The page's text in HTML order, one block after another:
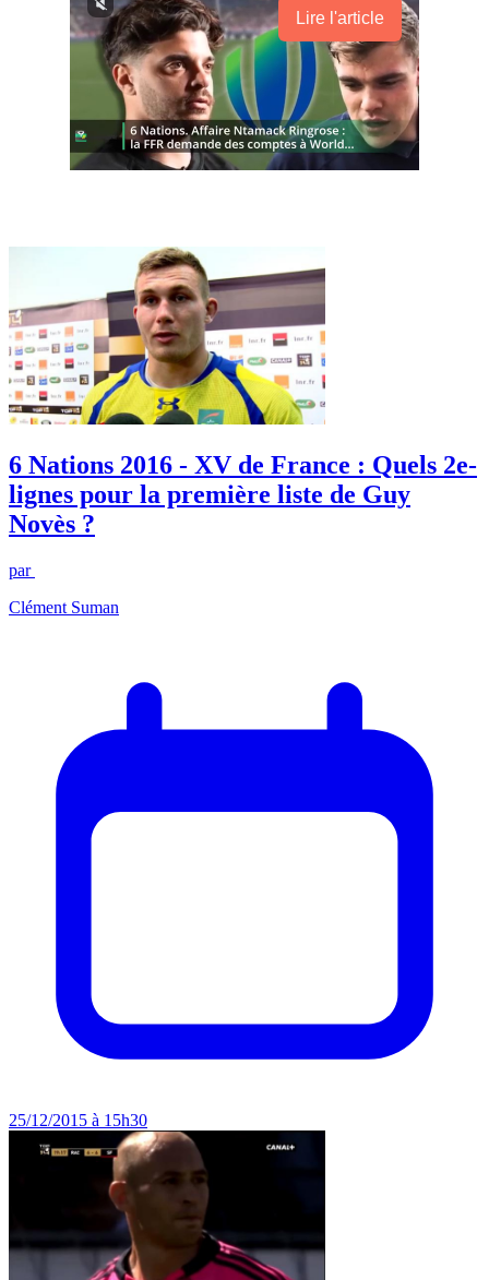
Lire l'article
6 Nations 2016 - XV de France : Quels 2e-
lignes pour la première liste de Guy
Novès ?
par
Clément Suman
25/12/2015 à 15h30